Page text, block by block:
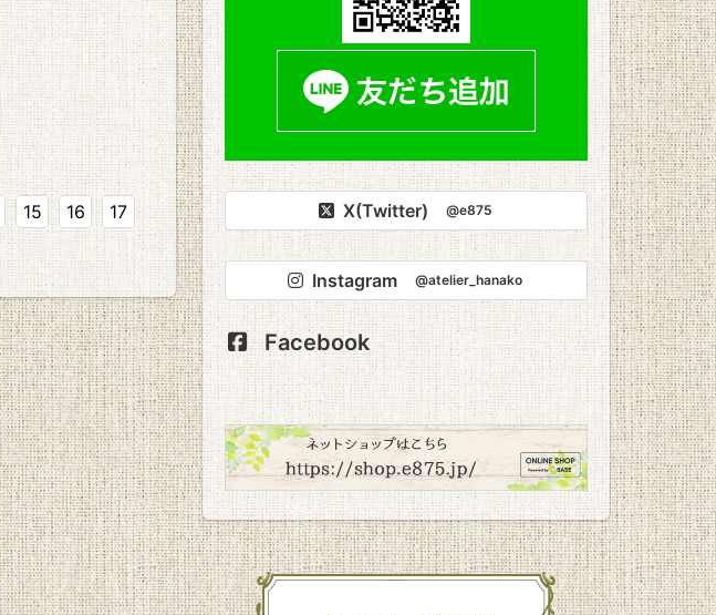
15 16
17
X(Twitter) @e875
Instagram @atelier_hanako
Facebook